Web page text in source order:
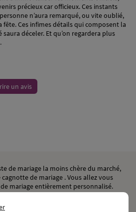
précieux car officieux. Ces instants
n’aura remarqué, ou vite oublié,
Ces infimes détails qui composent la
saura déceler. Et qu’on regardera plus
un avis
de mariage la moins chère du marché,
de mariage . Vous allez vous
mariage entièrement personnalisé.
de paiement assuré par Lemon Way,
par l’ACPR sous le numéro 16568.